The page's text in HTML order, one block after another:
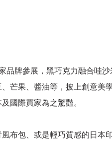
品牌參展，黑巧克力融合哇
芒果、醬油等，披上創意美
國際買家為之驚豔。
風布包、或是輕巧質感的日本